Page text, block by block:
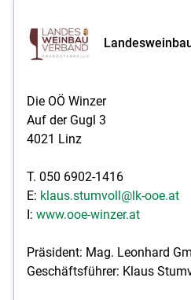
Die OÖ Winzer
Auf der Gugl 3
4021 Linz
T. 050 6902-1416
E: klaus.stumvoll@lk-ooe.at
I: www.ooe-winzer.at
Präsident: Mag. Leonhard
Geschäftsführer: Klaus